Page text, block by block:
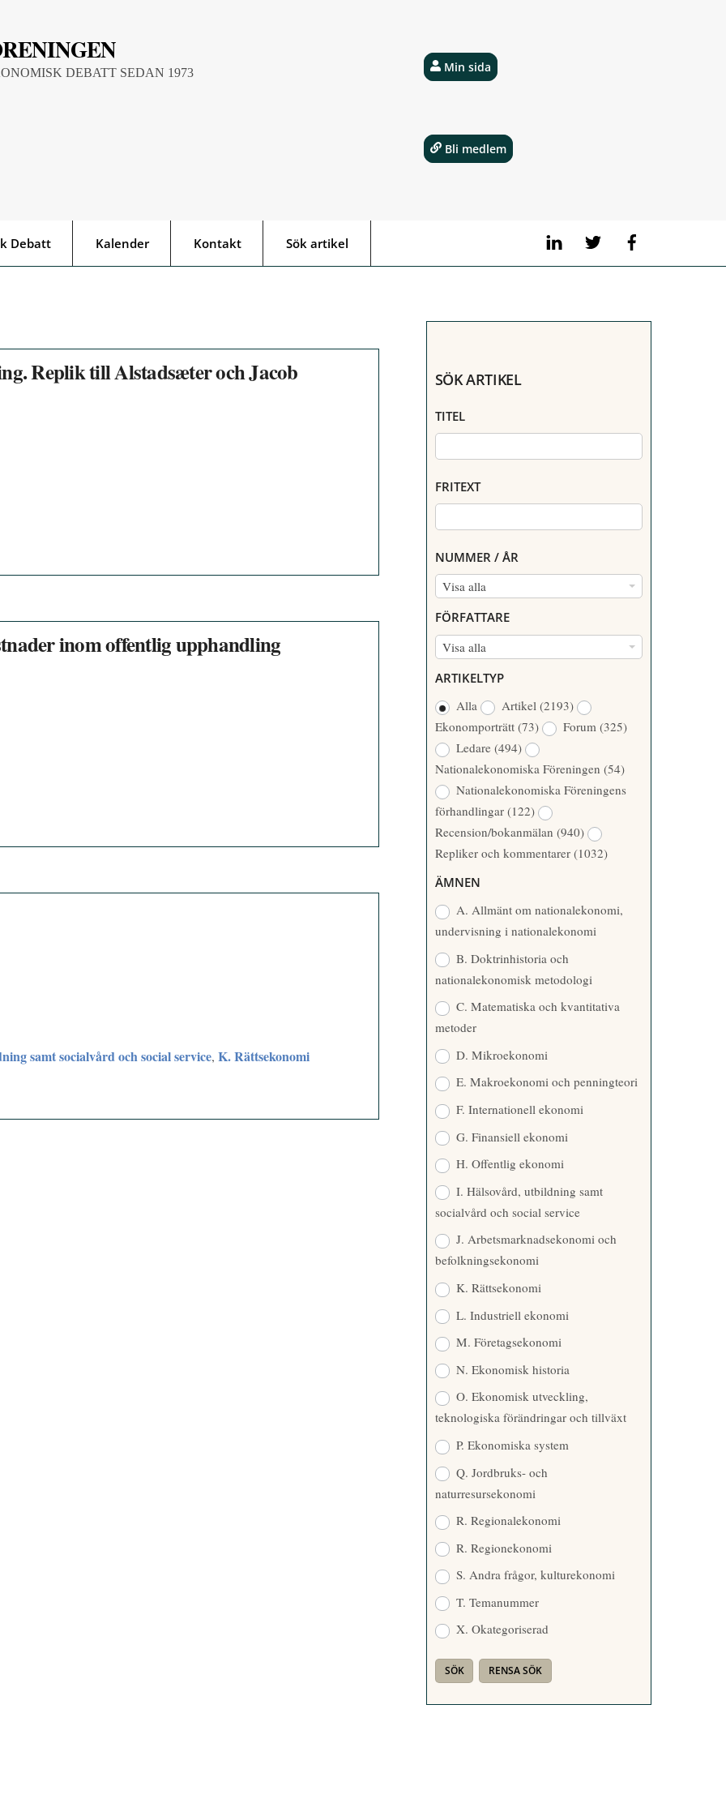
DEBATT SEDAN 1973
LinkedIn Twitter
Debatt Kalender Kontakt Sök artikel
Min sida
Bli medlem
Replik till Alstadsæter och Jacob
inom offentlig upphandling
samt socialvård och social service, K. Rättsekonomi
SÖK ARTIKEL
TITEL
FRITEXT
NUMMER / ÅR
Visa alla
N
M
M
/
Å
R
FÖRFATTARE
Visa alla
R
F
A
T
T
A
R
E
ARTIKELTYP
Alla
Artikel (2193)
Ekonomporträtt (73) Forum (325)
Ledare (494)
Nationalekonomiska Föreningen (54)
Nationalekonomiska Föreningens
förhandlingar (122)
Recension/bokanmälan (940)
Repliker och kommentarer (1032)
ÄMNEN
A. Allmänt om nationalekonomi,
undervisning i nationalekonomi
B. Doktrinhistoria och
nationalekonomisk metodologi
C. Matematiska och kvantitativa
metoder
D. Mikroekonomi
E. Makroekonomi och penningteori
F. Internationell ekonomi
G. Finansiell ekonomi
H. Offentlig ekonomi
I. Hälsovård, utbildning samt
socialvård och social service
J. Arbetsmarknadsekonomi och
befolkningsekonomi
K. Rättsekonomi
L. Industriell ekonomi
M. Företagsekonomi
N. Ekonomisk historia
O. Ekonomisk utveckling,
teknologiska förändringar och tillväxt
P. Ekonomiska system
Q. Jordbruks- och
naturresursekonomi
R. Regionalekonomi
R. Regionekonomi
S. Andra frågor, kulturekonomi
T. Temanummer
X. Okategoriserad